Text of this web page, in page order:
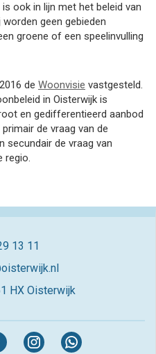
ook in lijn met het beleid van
geen gebieden
groene of een speelinvulling
de Woonvisie​ vastgesteld.
in Oisterwijk is
en gedifferentieerd aanbod
de vraag van de
secundair de vraag van
regio.
13 11
HX Oisterwijk